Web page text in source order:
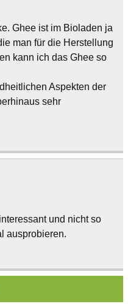
Ghee ist im Bioladen ja
man für die Herstellung
kann ich das Ghee so
Aspekten der
sehr
und nicht so
ausprobieren.